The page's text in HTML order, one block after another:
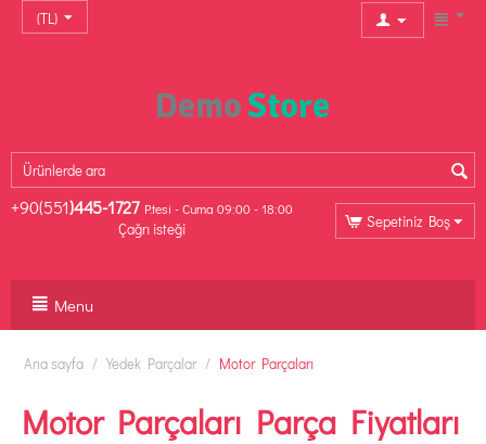
(TL)
+90(551)445-1727 P.tesi - Cuma 09:00 - 18:00
Çağrı isteği Sepetiniz Boş
Menu
Ana sayfa / Yedek Parçalar / Motor Parçaları
Motor Parçaları Parça Fiyatları